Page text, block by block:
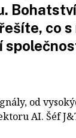
co s
od
AI. Šéf